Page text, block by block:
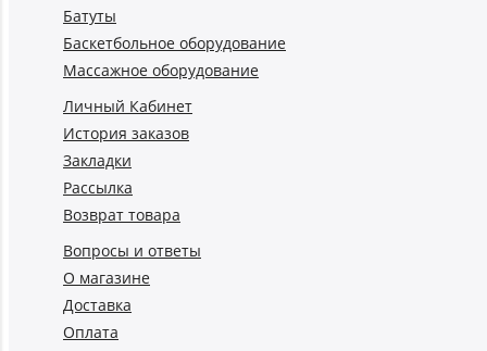
Батуты
Баскетбольное оборудование
Массажное оборудование
Личный Кабинет
История заказов
Закладки
Рассылка
Возврат товара
Вопросы и ответы
О магазине
Доставка
Оплата